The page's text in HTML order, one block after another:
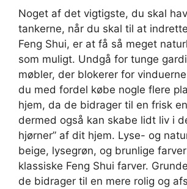
Noget af det vigtigste, du skal
tankerne, når du skal til at
Feng Shui, er at få så meget
som muligt. Undgå for tunge
møbler, der blokerer for
du med fordel købe nogle flere
hjem, da de bidrager til en frisk
dermed også kan skabe lidt liv i
hjørner” af dit hjem. Lyse- og
beige, lysegrøn, og brunlige
klassiske Feng Shui farver.
de bidrager til en mere rolig og